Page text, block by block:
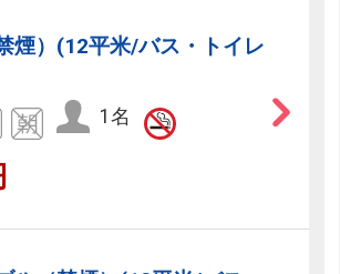
煙）(12平米/バス・トイレ
1名